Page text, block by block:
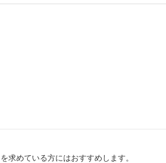
求めている方にはおすすめします。